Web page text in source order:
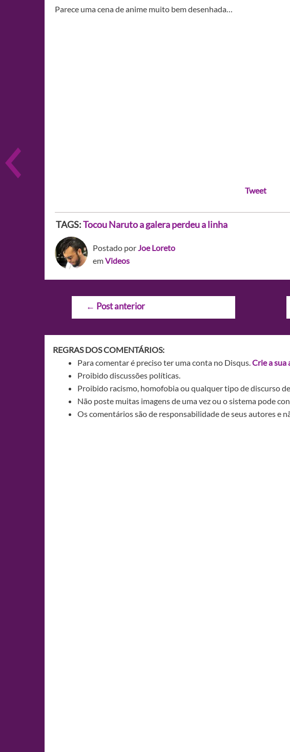
Parece uma cena de anime muito bem desenhada…
Tweet
TAGS:Tocou Naruto a galera perdeu a linha
Postado porJoe Loreto
emVideos
Navegação
← Post anterior
REGRAS DOS COMENTÁRIOS:
Para comentar é preciso ter uma conta no Disqus.Crie a sua
Proibido discussões políticas.
Proibido racismo, homofobia ou qualquer tipo de discurso
Não poste muitas imagens de uma vez ou o sistema pode
Os comentários são de responsabilidade de seus autores e